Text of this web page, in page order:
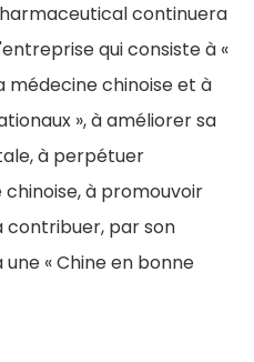
continuera
qui consiste à «
médecine chinoise et à
», à améliorer sa
à perpétuer
à promouvoir
contribuer, par son
« Chine en bonne